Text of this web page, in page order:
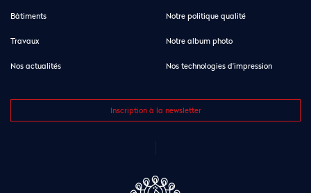
Bâtiments
Travaux
Nos actualités
Notre politique qualité
Notre album photo
Nos technologies d’impression
Inscription à la newsletter